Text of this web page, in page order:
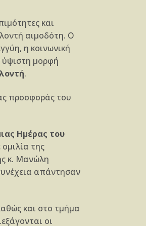
και
αιμοδότη. Ο
η κοινωνική
ύψιστη μορφή
.
προσφοράς του
Ημέρας του
της
κ. Μανώλη
απάντησαν
και στο τμήμα
οι